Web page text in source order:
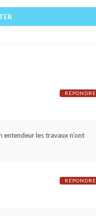
entendeur les travaux n’ont
RÉPONDRE
RÉPONDRE